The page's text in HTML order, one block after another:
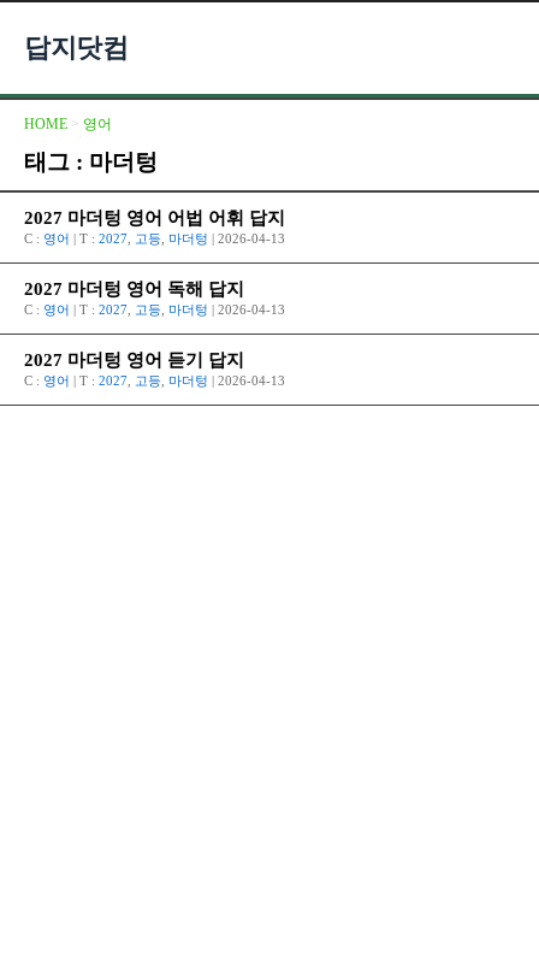
답지닷컴
HOME > 영어
태그 : 마더텅
2027 마더텅 영어 어법 어휘 답지
C : 영어 | T : 2027 고등 마더텅 | 2026-04-13
2027 마더텅 영어 독해 답지
C : 영어 | T : 2027 고등 마더텅 | 2026-04-13
2027 마더텅 영어 듣기 답지
C : 영어 | T : 2027 고등 마더텅 | 2026-04-13